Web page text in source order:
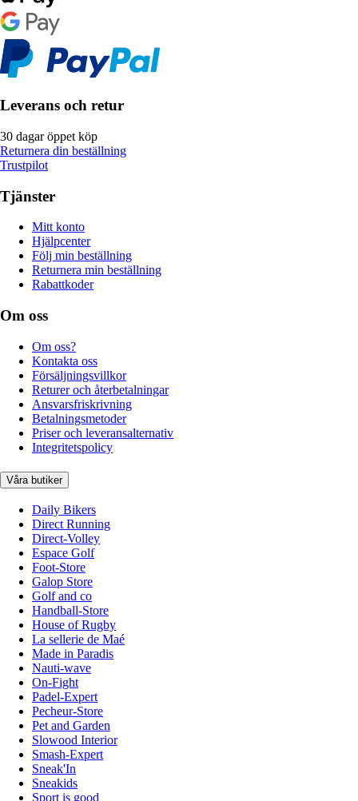
Leverans och retur
30 dagar öppet köp
Returnera din beställning
Trustpilot
Tjänster
Mitt konto
Hjälpcenter
Följ min beställning
Returnera min beställning
Rabattkoder
Om oss
Om oss?
Kontakta oss
Försäljningsvillkor
Returer och återbetalningar
Ansvarsfriskrivning
Betalningsmetoder
Priser och leveransalternativ
Integritetspolicy
Våra butiker
Daily Bikers
Direct Running
Direct-Volley
Espace Golf
Foot-Store
Galop Store
Golf and co
Handball-Store
House of Rugby
La sellerie de Maé
Made in Paradis
Nauti-wave
On-Fight
Padel-Expert
Pecheur-Store
Pet and Garden
Slowood Interior
Smash-Expert
Sneak'In
Sneakids
Sport is good